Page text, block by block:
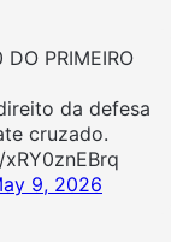
DO PRIMEIRO
da defesa
cruzado.
9, 2026